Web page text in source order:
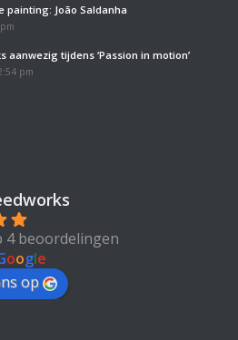
painting: João Saldanha
aanwezig tijdens ‘Passion in motion’
pm
4 beoordelingen
oogle
op